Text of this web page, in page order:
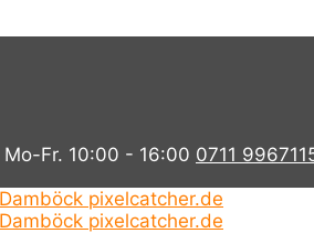
Fr. 10:00 - 16:00 0711